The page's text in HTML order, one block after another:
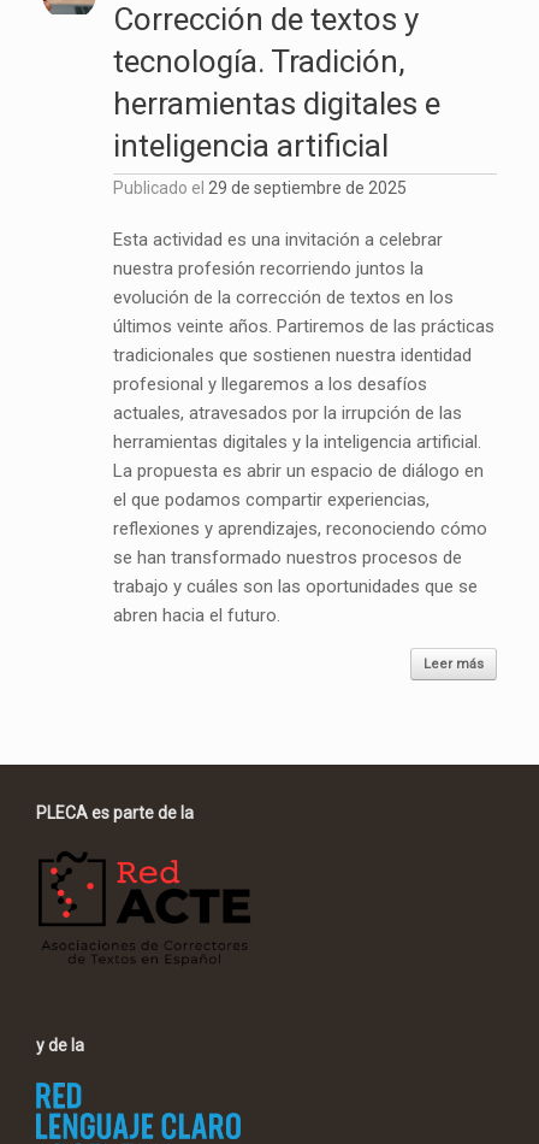
Corrección de textos y
tecnología. Tradición,
herramientas digitales e
inteligencia artificial
Publicado el 29 de septiembre de 2025
Esta actividad es una invitación a celebrar
nuestra profesión recorriendo juntos la
evolución de la corrección de textos en los
últimos veinte años. Partiremos de las prácticas
tradicionales que sostienen nuestra identidad
profesional y llegaremos a los desafíos
actuales, atravesados por la irrupción de las
herramientas digitales y la inteligencia artificial.
La propuesta es abrir un espacio de diálogo en
el que podamos compartir experiencias,
reflexiones y aprendizajes, reconociendo cómo
se han transformado nuestros procesos de
trabajo y cuáles son las oportunidades que se
abren hacia el futuro.
Leer más
PLECA es parte de la
y de la